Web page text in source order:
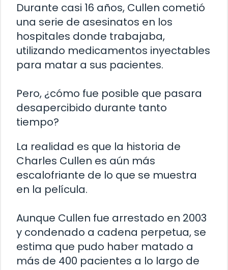
Durante casi 16 años, Cullen cometió
una serie de asesinatos en los
hospitales donde trabajaba,
utilizando medicamentos inyectables
para matar a sus pacientes.
Pero, ¿cómo fue posible que pasara
desapercibido durante tanto
tiempo?
La realidad es que la historia de
Charles Cullen es aún más
escalofriante de lo que se muestra
en la película.
Aunque Cullen fue arrestado en 2003
y condenado a cadena perpetua, se
estima que pudo haber matado a
más de 400 pacientes a lo largo de